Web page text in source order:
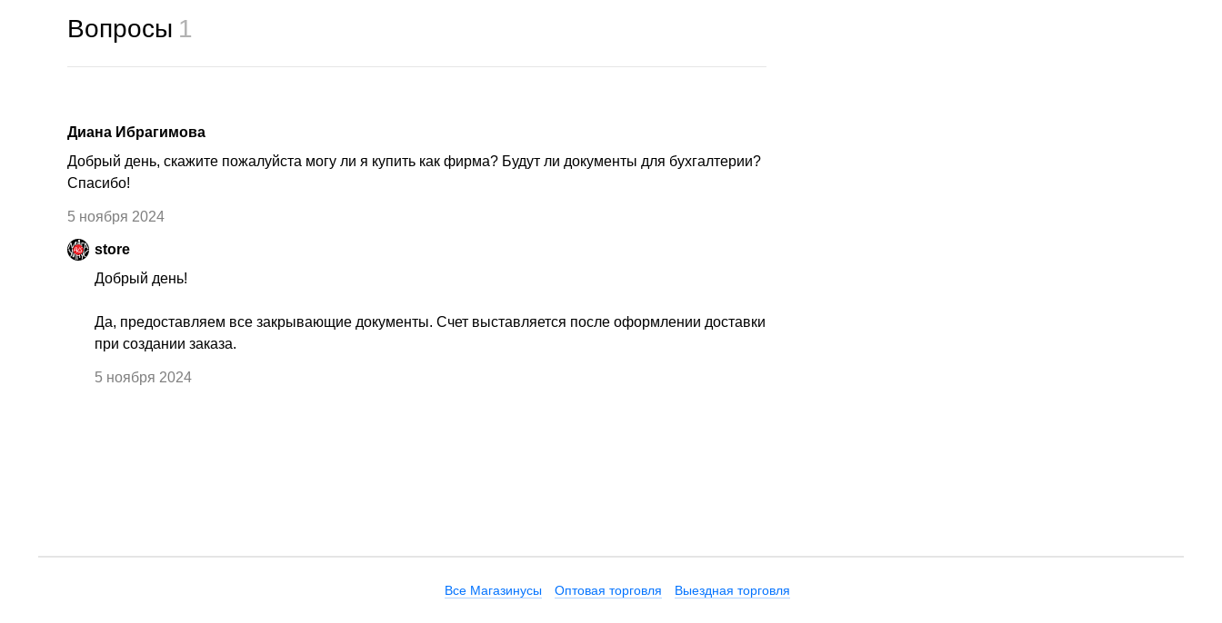
Вопросы 1
Диана Ибрагимова
Добрый день, скажите пожалуйста могу ли я купить как фирма? Будут ли документы для бухгалтерии?
Спасибо!
5 ноября 2024
store
Добрый день!
Да, предоставляем все закрывающие документы. Счет выставляется после оформлении доставки
при создании заказа.
5 ноября 2024
Все Магазинусы Оптовая торговля Выездная торговля